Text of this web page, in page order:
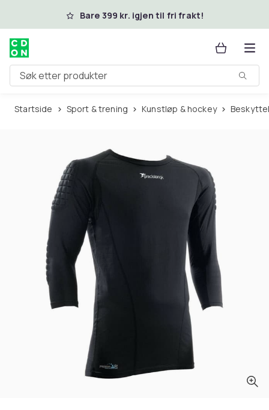
Hopp til hovedinnholdBare 399 kr. igjen til fri frakt!
Søk etter produkter
Startside Sport & trening Kunstløp & hockey